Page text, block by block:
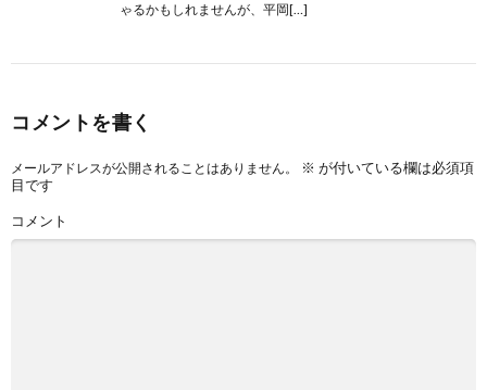
ゃるかもしれませんが、平岡[…]
コメントを書く
メールアドレスが公開されることはありません。 ※ が付いている欄は必須項
目です
コメント